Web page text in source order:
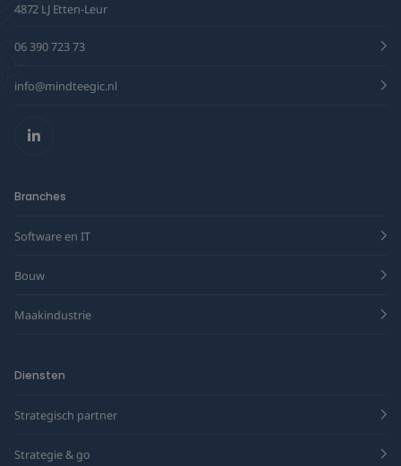
4872 LJ Etten-Leur
06 390 723 73
info@mindteegic.nl
LinkedIn
Branches
Software en IT
Bouw
Maakindustrie
Diensten
Strategisch partner
Strategie & go